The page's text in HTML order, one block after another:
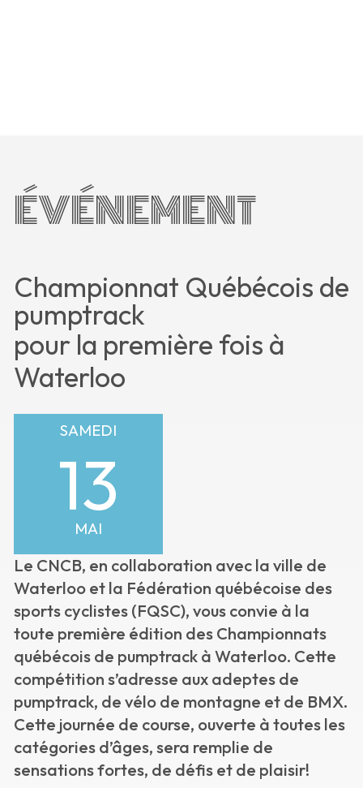
ÉVÉNEMENT
Championnat Québécois de
pumptrack
pour la première fois à
Waterloo
SAMEDI
13
MAI
Le CNCB, en collaboration avec la ville de
Waterloo et la Fédération québécoise des
sports cyclistes (FQSC), vous convie à la
toute première édition des Championnats
québécois de pumptrack à Waterloo. Cette
compétition s’adresse aux adeptes de
pumptrack, de vélo de montagne et de BMX.
Cette journée de course, ouverte à toutes les
catégories d’âges, sera remplie de
sensations fortes, de défis et de plaisir!